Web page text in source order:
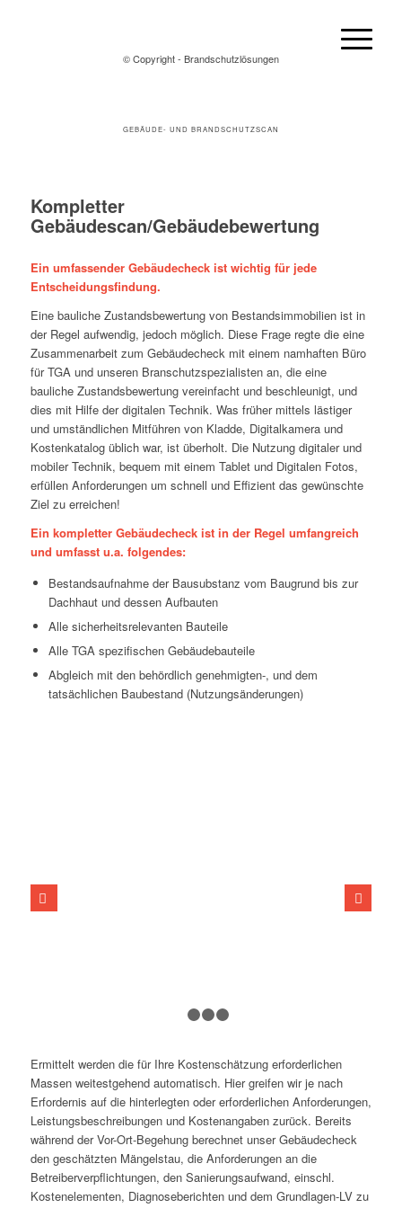
© Copyright - Brandschutzlösungen
GEBÄUDE- UND BRANDSCHUTZSCAN
Kompletter
Gebäudescan/Gebäudebewertung
Ein umfassender Gebäudecheck ist wichtig für jede
Entscheidungsfindung.
Eine bauliche Zustandsbewertung von Bestandsimmobilien ist in
der Regel aufwendig, jedoch möglich. Diese Frage regte die eine
Zusammenarbeit zum Gebäudecheck mit einem namhaften Büro
für TGA und unseren Branschutzspezialisten an, die eine
bauliche Zustandsbewertung vereinfacht und beschleunigt, und
dies mit Hilfe der digitalen Technik. Was früher mittels lästiger
und umständlichen Mitführen von Kladde, Digitalkamera und
Kostenkatalog üblich war, ist überholt. Die Nutzung digitaler und
mobiler Technik, bequem mit einem Tablet und Digitalen Fotos,
erfüllen Anforderungen um schnell und Effizient das gewünschte
Ziel zu erreichen!
Ein kompletter Gebäudecheck ist in der Regel umfangreich
und umfasst u.a. folgendes:
Bestandsaufnahme der Bausubstanz vom Baugrund bis zur
Dachhaut und dessen Aufbauten
Alle sicherheitsrelevanten Bauteile
Alle TGA spezifischen Gebäudebauteile
Abgleich mit den behördlich genehmigten-, und dem
tatsächlichen Baubestand (Nutzungsänderungen)
Ermittelt werden die für Ihre Kostenschätzung erforderlichen
Massen weitestgehend automatisch. Hier greifen wir je nach
Erfordernis auf die hinterlegten oder erforderlichen Anforderungen,
Leistungsbeschreibungen und Kostenangaben zurück. Bereits
während der Vor-Ort-Begehung berechnet unser Gebäudecheck
den geschätzten Mängelstau, die Anforderungen an die
Betreiberverpflichtungen, den Sanierungsaufwand, einschl.
Kostenelementen, Diagnoseberichten und dem Grundlagen-LV zu